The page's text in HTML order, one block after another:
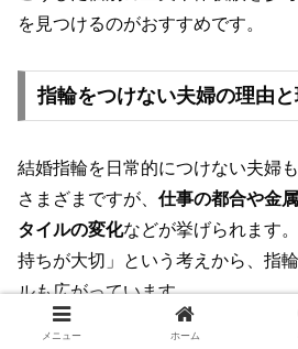
を見つけるのがおすすめです。
指輪をつけない夫婦の理由
結婚指輪を日常的につけない夫婦
さまざまですが、 仕事の都合や金
タイルの変化などが挙げられます
持ちが大切」という考えから、指
ルも広がっています。
メニュー ホーム